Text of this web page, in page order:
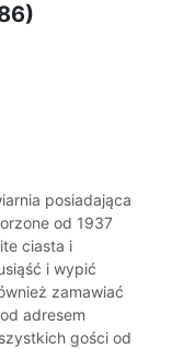
posiadająca
od 1937
ciasta i
i wypić
zamawiać
adresem
gości od